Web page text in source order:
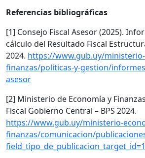
Referencias bibliográficas
[1] Consejo Fiscal Asesor (2025).
cálculo del Resultado Fiscal
2024. https://www.gub.uy/
finanzas/politicas-y-gestion/
asesor
[2] Ministerio de Economía y
Fiscal Gobierno Central – BPS 2024.
https://www.gub.uy/ministerio-
finanzas/comunicacion/